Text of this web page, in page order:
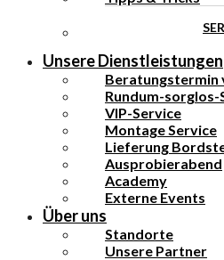
Unsere Dienstleistungen
Beratungstermin
Rundum-sorglos-
VIP-Service
Montage Service
Lieferung
Ausprobierabend
Academy
Externe Events
Über uns
Standorte
Unsere Partner